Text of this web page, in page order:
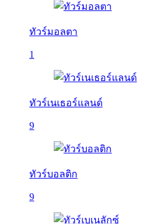
ทัวร์มอลตา
1
ทัวร์เนเธอร์แลนด์
9
ทัวร์บอลติก
9